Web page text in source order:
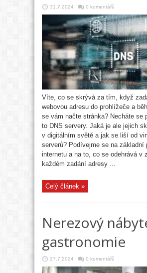
31.7.2024 0 komentářů
Víte, co se skrývá za tím, když
webovou adresu do prohlížeče a
se vám načte stránka? Necháte se
to DNS servery. Jaká je ale jejich
v digitálním světě a jak se liší od
serverů? Podívejme se na základní
internetu a na to, co se odehrává v
každém zadání adresy ...
Celý článek »
Nerezový
gastronomie
27.7.2024 0 komentářů